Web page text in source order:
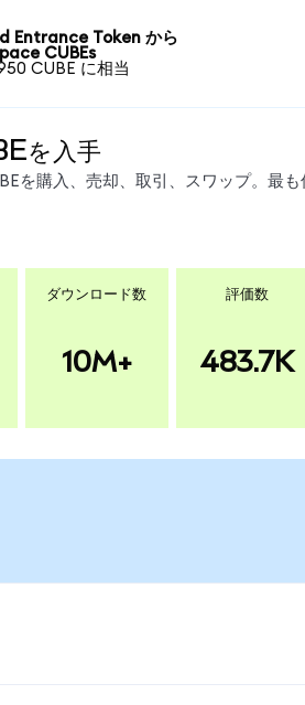
Entrance Token から
CUBEs
CUBE に相当
を入手
を購入、売却、取引、スワップ。最も
ダウンロード数
10M+
評価数
483.7K